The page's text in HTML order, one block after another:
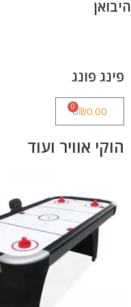
היבואן
פינג פונג
₪0.00
0
הוקי אוויר ועוד